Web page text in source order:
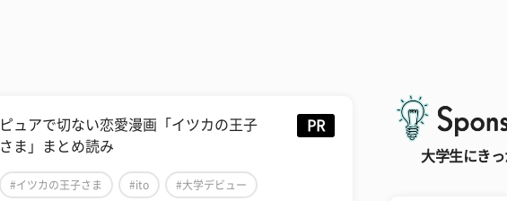
ピュアで切ない恋愛漫画「イツカの王子
さま」まとめ読み
PR
#イツカの王子さま #ito #大学デビュー
大学生にき